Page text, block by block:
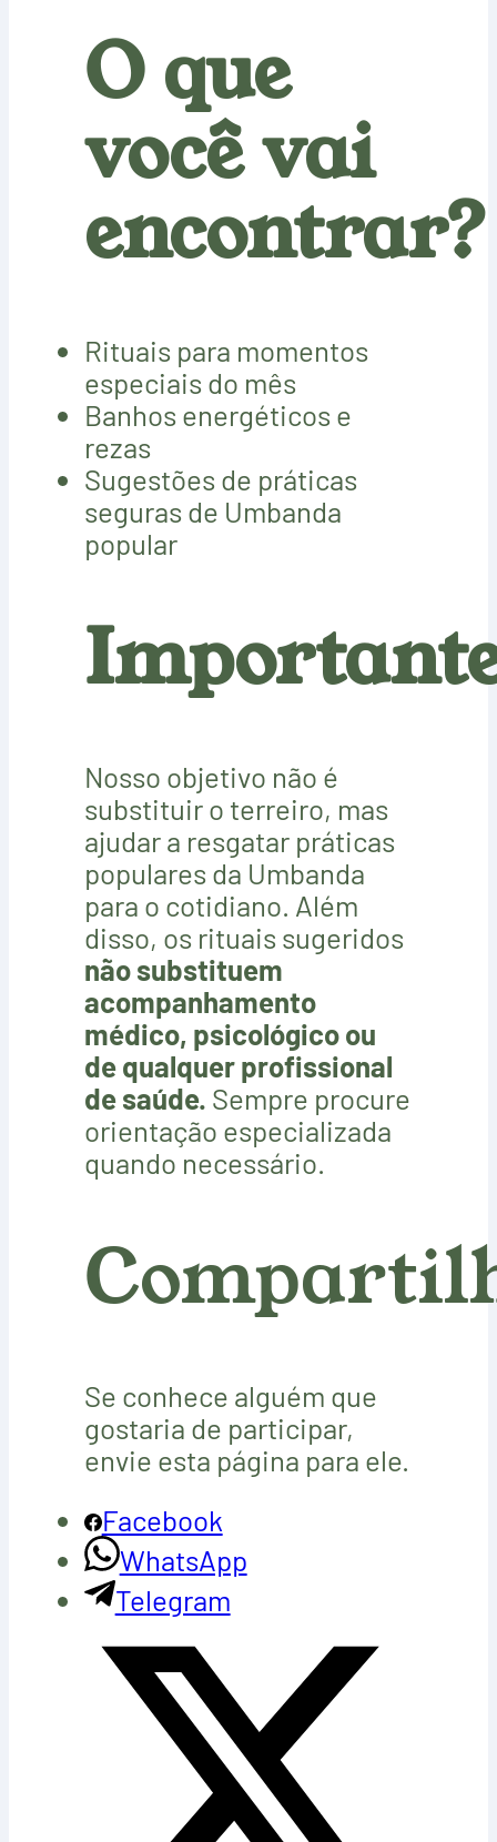
O que
você vai
encontrar?
Rituais para momentos
especiais do mês
Banhos energéticos e
rezas
Sugestões de práticas
seguras de Umbanda
popular
Nosso objetivo não é
substituir o terreiro, mas
ajudar a resgatar práticas
populares da Umbanda
para o cotidiano. Além
disso, os rituais sugeridos
não substituem
acompanhamento
médico, psicológico ou
de qualquer profissional
de saúde. Sempre procure
orientação especializada
quando necessário.
Se conhece alguém que
gostaria de participar,
envie esta página para ele.
Facebook
WhatsApp
Telegram